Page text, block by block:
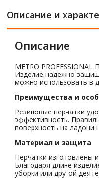
Описание и
Описание
METRO
Изделие надежно
можно использовать в
Преимущества и
Резиновые перчатки
эффективность.
поверхность на ладони
Материал и защита
Перчатки изготовлены
Благодаря длине
уборки или другой